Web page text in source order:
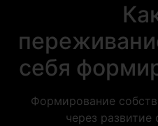
себя
Формирование
через развитие